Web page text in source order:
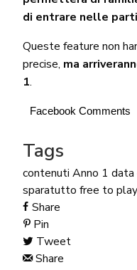
di entrare nelle
Queste feature non
precise, ma
1.
Facebook Comments
Tags
contenuti Anno 1 data
sparatutto free to play
Share
Pin
Tweet
Share